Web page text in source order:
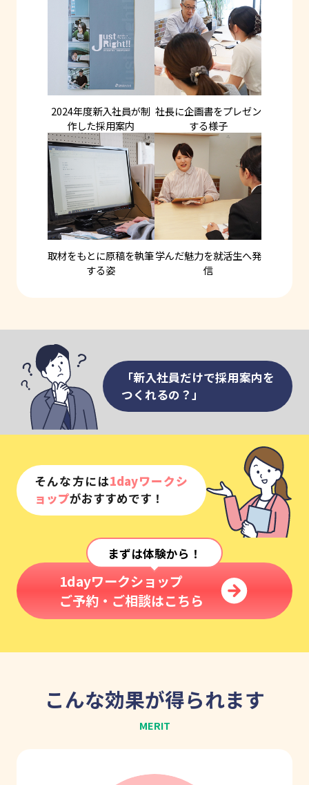
2024年度新入社員が制
作した採用案内
社長に企画書をプレゼン
する様子
取材をもとに原稿を執筆
する姿
学んだ魅力を就活生へ発
信
「新入社員だけで採用案内を
つくれるの？」
そんな方には1dayワークシ
ョップがおすすめです！
まずは体験から！
1dayワークショップ
ご予約・ご相談はこちら
こんな効果が得られます
MERIT